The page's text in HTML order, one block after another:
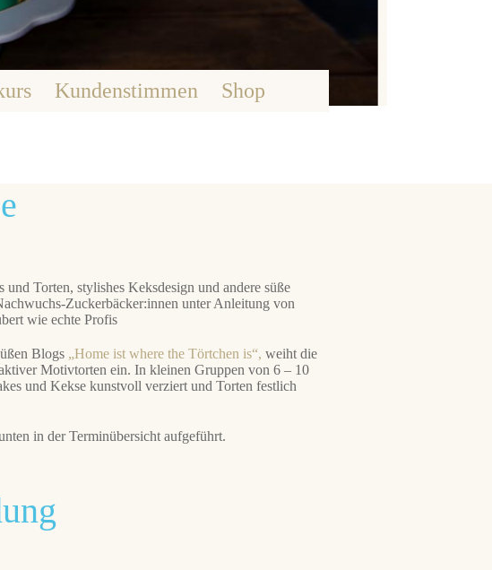
Kundenstimmen Shop
Torten, stylishes Keksdesign und andere süße
Zuckerbäcker:innen unter Anleitung von
wie echte Profis
Blogs „Home ist where the Törtchen is“, weiht die
Motivtorten ein. In kleinen Gruppen von 6 – 10
und Kekse kunstvoll verziert und Torten festlich
in der Terminübersicht aufgeführt.